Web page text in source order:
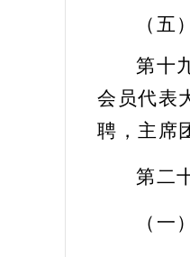
（五）
第十
会员代表
聘 ，主席
第二
（一